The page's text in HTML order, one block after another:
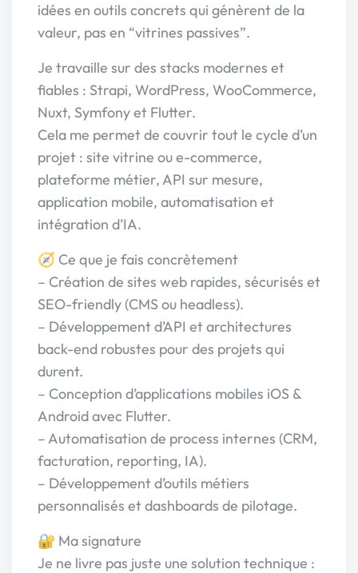
idées en outils concrets qui génèrent de la
valeur, pas en “vitrines passives”.
Je travaille sur des stacks modernes et
fiables : Strapi, WordPress, WooCommerce,
Nuxt, Symfony et Flutter.
Cela me permet de couvrir tout le cycle d’un
projet : site vitrine ou e-commerce,
plateforme métier, API sur mesure,
application mobile, automatisation et
intégration d’IA.
🧭 Ce que je fais concrètement
– Création de sites web rapides, sécurisés et
SEO-friendly (CMS ou headless).
– Développement d’API et architectures
back-end robustes pour des projets qui
durent.
– Conception d’applications mobiles iOS &
Android avec Flutter.
– Automatisation de process internes (CRM,
facturation, reporting, IA).
– Développement d’outils métiers
personnalisés et dashboards de pilotage.
🔐 Ma signature
Je ne livre pas juste une solution technique :